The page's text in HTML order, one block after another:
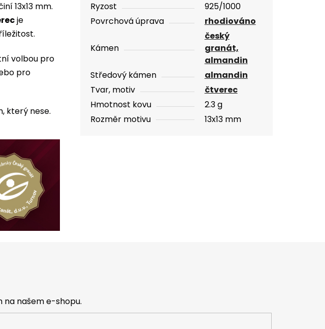
13x13 mm.
je
volbou pro
pro
který nese.
Ryzost
925/1000
Povrchová úprava
rhodiováno
Kámen
český
granát,
almandin
Středový kámen
almandin
Tvar, motiv
čtverec
Hmotnost kovu
2.3 g
Rozměr motivu
13x13 mm
našem e-shopu.